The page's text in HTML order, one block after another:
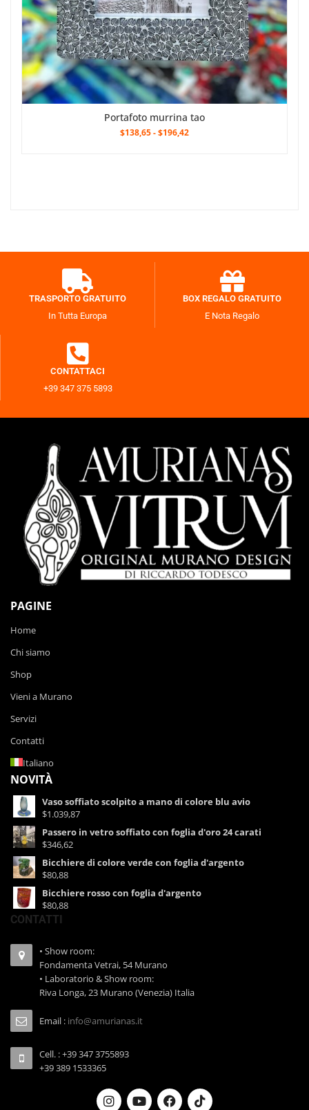
Portafoto murrina tao
$138,65-$196,42
Portafoto con graniglia
TRASPORTO GRATUITO
In Tutta Europa
BOX REGALO GRATUITO
E Nota Regalo
CONTATTACI
+39 347 375 5893
PAGINE
Home
Chi siamo
Shop
Vieni a Murano
Servizi
Contatti
Italiano
NOVITÀ
Vaso soffiato scolpito a mano di colore blu avio
$1.039,87
Passero in vetro soffiato con foglia d'oro 24 carati
$346,62
Bicchiere di colore verde con foglia d'argento
$80,88
Bicchiere rosso con foglia d'argento
$80,88
CONTATTI
• Show room:
Fondamenta Vetrai, 54 Murano
• Laboratorio & Show room:
Riva Longa, 23 Murano (Venezia) Italia
Email : info@amurianas.it
Cell. : +39 347 3755893
+39 389 1533365